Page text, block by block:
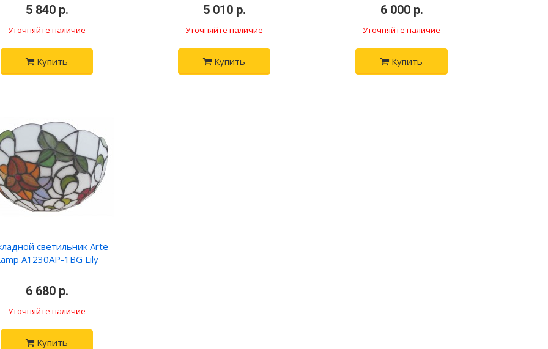
5 840 р.
Уточняйте наличие
Купить
5 010 р.
Уточняйте наличие
Купить
6 000 р.
Уточняйте наличие
Купить
светильник Arte
A1230AP-1BG Lily
6 680 р.
Уточняйте наличие
Купить